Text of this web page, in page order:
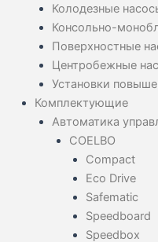
Колодезные
Консольно-
Поверхностные
Центробежные
Установки
Комплектующие
Автоматика
COELBO
Compact
Eco Drive
Safematic
Speedboard
Speedbox